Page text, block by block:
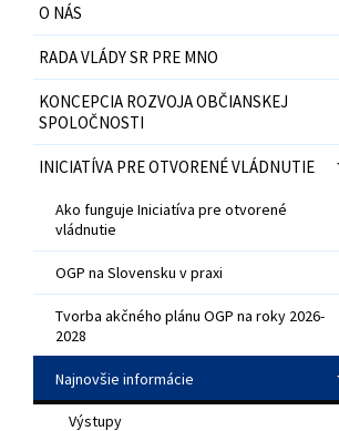
O NÁS
RADA VLÁDY SR PRE MNO
KONCEPCIA ROZVOJA OBČIANSKEJ
SPOLOČNOSTI
INICIATÍVA PRE OTVORENÉ VLÁDNUTIE
Ako funguje Iniciatíva pre otvorené
vládnutie
OGP na Slovensku v praxi
Tvorba akčného plánu OGP na roky 2026-
2028
Najnovšie informácie
Výstupy